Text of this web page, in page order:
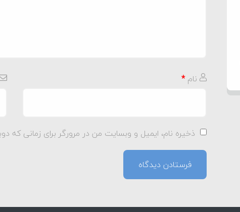
نام*
ذخیره نام، ایمیل و وبسایت من در مرورگر برای زمانی که